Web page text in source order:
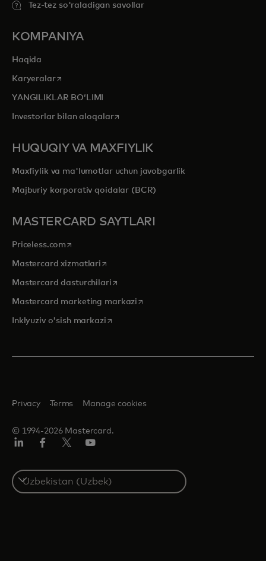
Tez-tez so'raladigan savollar
KOMPANIYA
Haqida
Karyeralaropens in a new tab
YANGILIKLAR BOʻLIMI
Investorlar bilan aloqalaropens in a new tab
HUQUQIY VA MAXFIYLIK
Maxfiylik va ma'lumotlar uchun javobgarlik
Majburiy korporativ qoidalar (BCR)
MASTERCARD SAYTLARI
Priceless.com opens in a new tab
Mastercard xizmatlari opens in a new tab
Mastercard dasturchilariopens in a new tab
Mastercard marketing markazi opens in a new tab
Inklyuziv o'sish markaziopens in a new tab
© 1994-2026 Mastercard.
Privacy Terms Manage cookies
Select
a
country